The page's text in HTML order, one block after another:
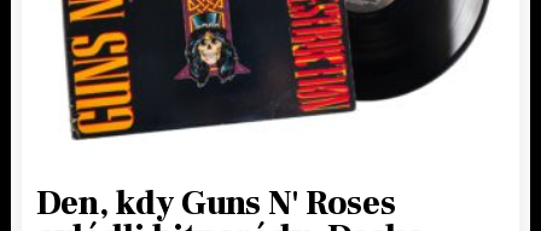
Den, kdy Guns N' Roses